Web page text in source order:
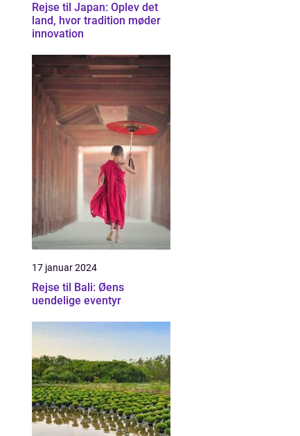
Rejse til Japan: Oplev det
land, hvor tradition møder
innovation
17 januar 2024
Rejse til Bali: Øens
uendelige eventyr